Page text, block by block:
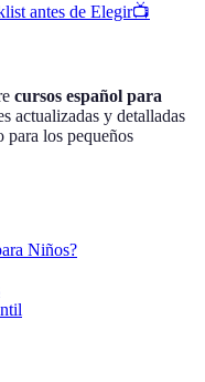
antes de Elegir📺
cursos español para
actualizadas y detalladas
para los pequeños
Niños?